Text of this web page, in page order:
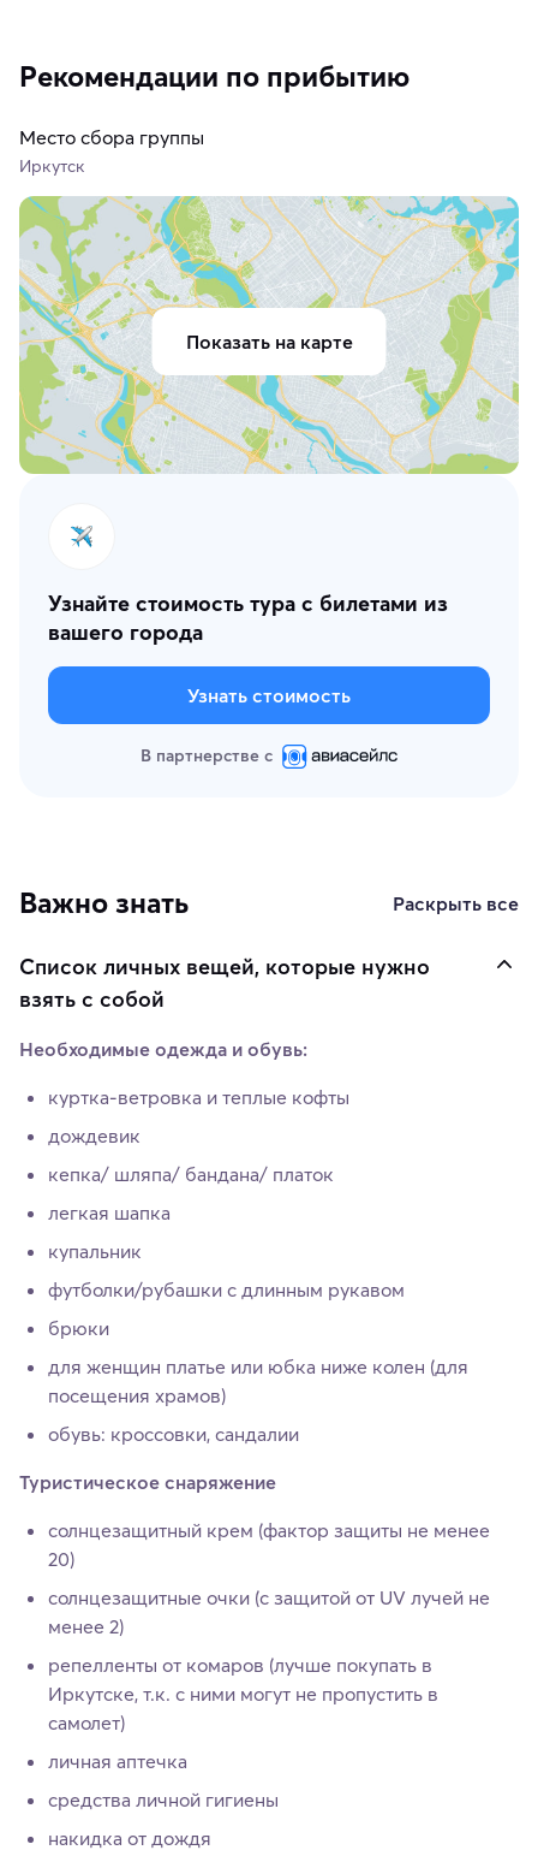
Рекомендации по прибытию
Место сбора группы
Иркутск
Показать на карте
Узнайте стоимость тура с билетами из
вашего города
Узнать стоимость
В партнерстве с
Важно знать Раскрыть все
Список личных вещей, которые нужно
взять с собой
Необходимые одежда и обувь:
куртка-ветровка и теплые кофты
дождевик
кепка/ шляпа/ бандана/ платок
легкая шапка
купальник
футболки/рубашки с длинным рукавом
брюки
для женщин платье или юбка ниже колен (для
посещения храмов)
обувь: кроссовки, сандалии
Туристическое снаряжение
солнцезащитный крем (фактор защиты не менее
20)
солнцезащитные очки (с защитой от UV лучей не
менее 2)
репелленты от комаров (лучше покупать в
Иркутске, т.к. с ними могут не пропустить в
самолет)
личная аптечка
средства личной гигиены
накидка от дождя